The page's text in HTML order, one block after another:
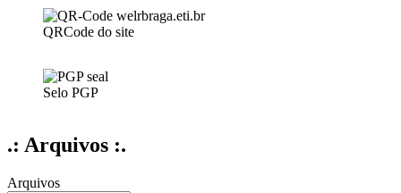
QRCode do site
Selo PGP
.: Arquivos :.
Arquivos